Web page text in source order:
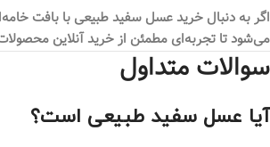
اگر به دنبال خرید عسل سفید طبیعی با بافت
می‌شود تا تجربه‌ای مطمئن از خرید آنلاین
سوالات متداول
آیا عسل سفید طبیعی است؟